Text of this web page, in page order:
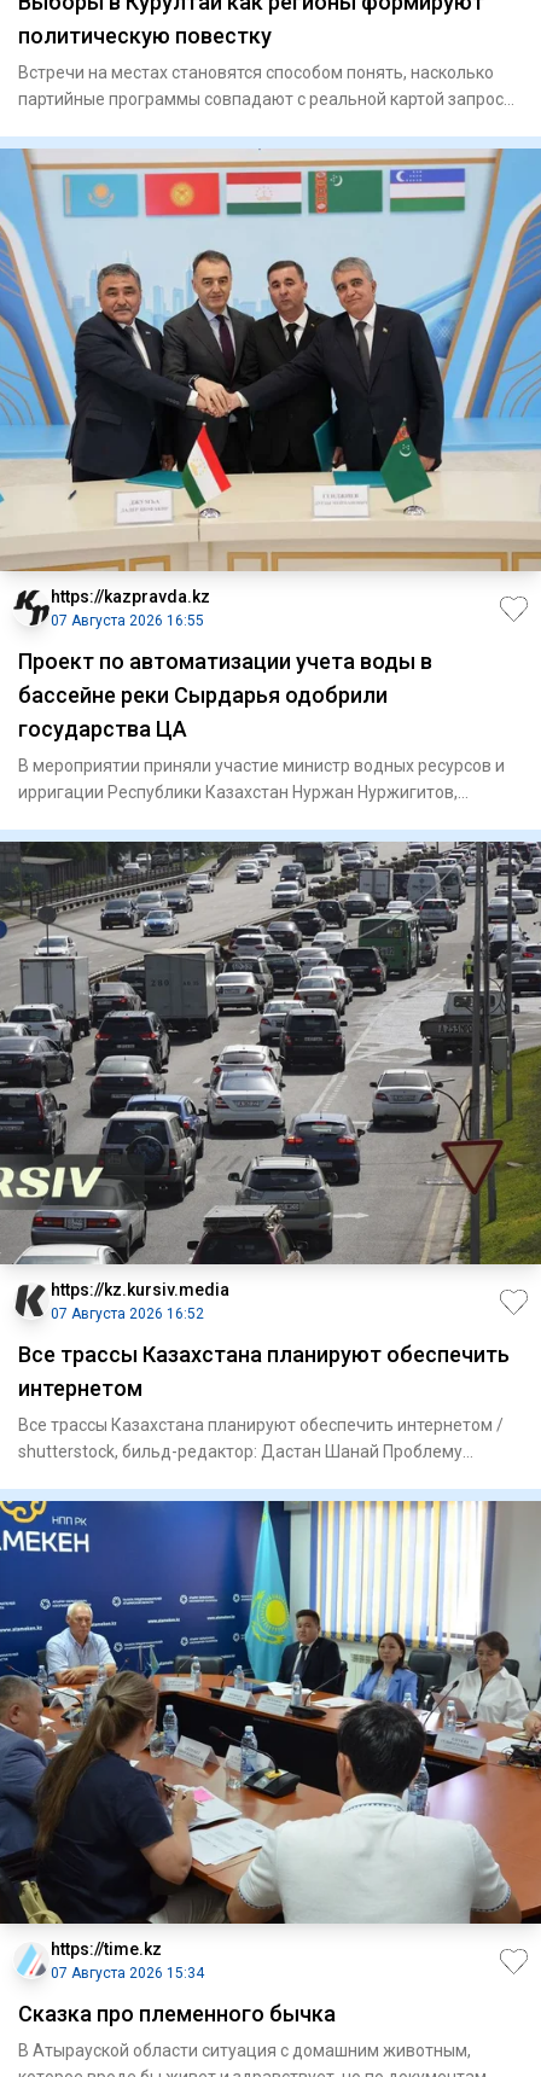
политическую повестку
Встречи на местах становятся способом понять, насколько
партийные программы совпадают с реальной картой запросов
https://kazpravda.kz
07 Августа 2026 16:55
Проект по автоматизации учета воды в
бассейне реки Сырдарья одобрили
государства ЦА
В мероприятии приняли участие министр водных ресурсов и
ирригации Республики Казахстан Нуржан Нуржигитов,
https://kz.kursiv.media
07 Августа 2026 16:52
Все трассы Казахстана планируют обеспечить
интернетом
Все трассы Казахстана планируют обеспечить интернетом /
shutterstock, бильд-редактор: Дастан Шанай Проблему
https://time.kz
07 Августа 2026 15:34
Сказка про племенного бычка
В Атырауской области ситуация с домашним животным,